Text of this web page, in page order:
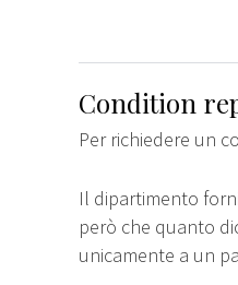
Condition
Per richiedere un
Il dipartimento
però che quanto
unicamente a un